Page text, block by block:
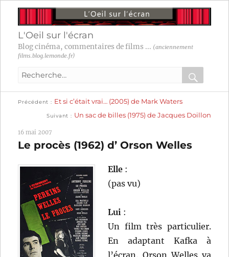
L'Oeil sur l'écran
Blog cinéma, commentaires de films ... (anciennement
films.blog.lemonde.fr)
Recherche
:
OK
Navigation
l’article
Précédent
précédente :
Et si c’était vrai… (2005) de Mark Waters
Suivant
suivante :
Un sac de billes (1975) de Jacques Doillon
16 mai 2007
Le procès (1962) d’ Orson Welles
Elle :
(pas vu)
Lui :
Un film très particulier.
En adaptant Kafka à